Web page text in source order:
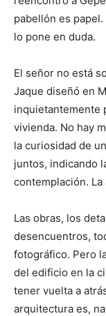
pabellón es
lo pone en duda.
El señor no está
Jaque diseñó en
inquietantemente
vivienda. No hay
la curiosidad de
juntos, indicando
contemplación.
Las obras, los
desencuentros,
fotográfico. Pero
del edificio en la
tener vuelta a
arquitectura es,